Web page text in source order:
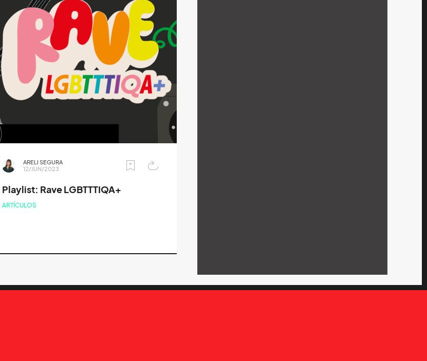
ARELI SEGURA
12/JUN/2023
Playlist: Rave LGBTTTIQA+
ARTÍCULOS